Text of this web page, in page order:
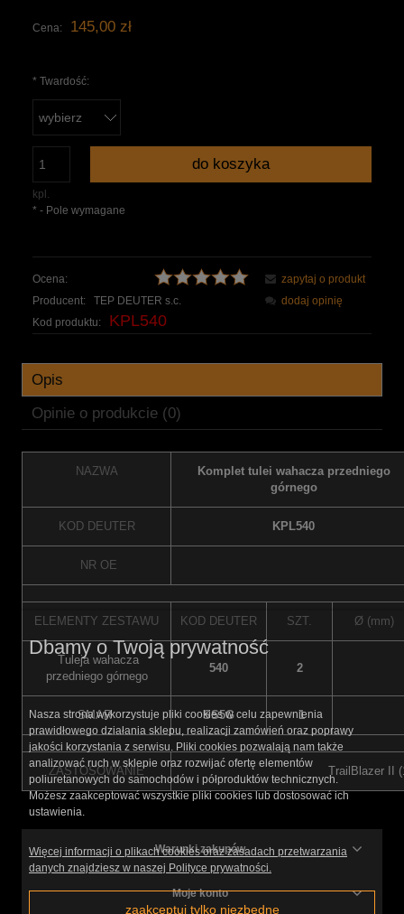
Cena: 145,00 zł
* Twardość:
kpl.
do koszyka
* - Pole wymagane
Ocena:
Producent:
TEP DEUTER s.c.
Kod produktu:
KPL540
zapytaj o produkt
dodaj opinię
Opis
Opinie o produkcie (0)
NAZWA
Komplet tulei wahacza przedniego
górnego
KOD DEUTER KPL540
NR OE
ELEMENTY ZESTAWU KOD DEUTER SZT. Ø (mm)
Tuleja wahacza
przedniego górnego
540 2
SMAR SS5G 1
ZASTOSOWANIE TrailBlazer II
Warunki zakupów
Moje konto
Dbamy o Twoją prywatność
Nasza strona wykorzystuje pliki cookies w celu zapewnienia
prawidłowego działania sklepu, realizacji zamówień oraz poprawy
jakości korzystania z serwisu. Pliki cookies pozwalają nam także
analizować ruch w sklepie oraz rozwijać ofertę elementów
poliuretanowych do samochodów i półproduktów technicznych.
Możesz zaakceptować wszystkie pliki cookies lub dostosować ich
ustawienia.
Więcej informacji o plikach cookies oraz zasadach przetwarzania
danych znajdziesz w naszej Polityce prywatności.
zaakceptuj tylko niezbędne